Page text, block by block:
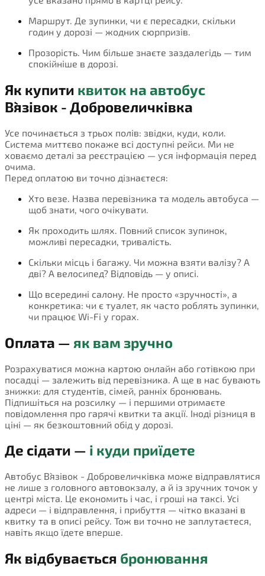
Маршрут. Де зупинки, чи є пересадки, скільки
годин у дорозі — жодних сюрпризів.
Прозорість. Чим більше знаєте заздалегідь — тим
спокійніше в дорозі.
Як купити квиток на автобус
В`язівок - Добровеличківка
Усе починається з трьох полів: звідки, куди, коли.
Система миттєво покаже всі доступні рейси. Ми не
ховаємо деталі за реєстрацією — уся інформація перед
очима.
Перед оплатою ви точно дізнаєтеся:
Хто везе. Назва перевізника та модель автобуса —
щоб знати, чого очікувати.
Як проходить шлях. Повний список зупинок,
можливі пересадки, тривалість.
Скільки місць і багажу. Чи можна взяти валізу? А
дві? А велосипед? Відповідь — у описі.
Що всередині салону. Не просто «зручності», а
конкретика: чи є туалет, як часто роблять зупинки,
чи працює Wi-Fi у горах.
Оплата — як вам зручно
Розрахуватися можна картою онлайн або готівкою при
посадці — залежить від перевізника. А ще в нас бувають
знижки: для студентів, сімей, ранніх бронювань.
Підпишіться на розсилку — і першими отримаєте
повідомлення про гарячі квитки та акції. Іноді різниця в
ціні — як безкоштовний обід у дорозі.
Де сідати — і куди приїдете
Автобус В`язівок - Добровеличківка може відправлятися
не лише з головного автовокзалу, а й із зручних точок у
центрі міста. Це економить і час, і гроші на таксі. Усі
адреси — і відправлення, і прибуття — чітко вказані в
квитку та в описі рейсу. Тож ви точно не заплутаєтеся,
навіть якщо їдете вперше.
Як відбувається бронювання